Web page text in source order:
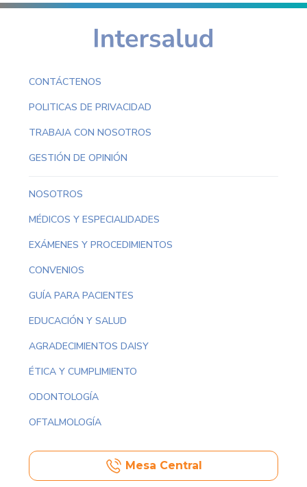
CONTÁCTENOS
POLITICAS DE PRIVACIDAD
TRABAJA CON NOSOTROS
GESTIÓN DE OPINIÓN
NOSOTROS
MÉDICOS Y ESPECIALIDADES
EXÁMENES Y PROCEDIMIENTOS
CONVENIOS
GUÍA PARA PACIENTES
EDUCACIÓN Y SALUD
AGRADECIMIENTOS DAISY
ÉTICA Y CUMPLIMIENTO
ODONTOLOGÍA
OFTALMOLOGÍA
Mesa Central